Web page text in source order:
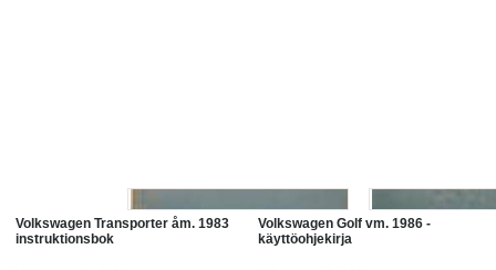
Volkswagen Transporter åm. 1983
instruktionsbok
Volkswagen Golf vm. 1986 -
käyttöohjekirja